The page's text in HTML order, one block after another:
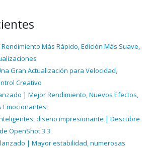
Más Rápido, Edición Más Suave,
Gran Actualización para Velocidad,
Creativo
| Mejor Rendimiento, Nuevos Efectos,
Emocionantes!
diseño impresionante | Descubre
OpenShot 3.3
lanzado | Mayor estabilidad, numerosas